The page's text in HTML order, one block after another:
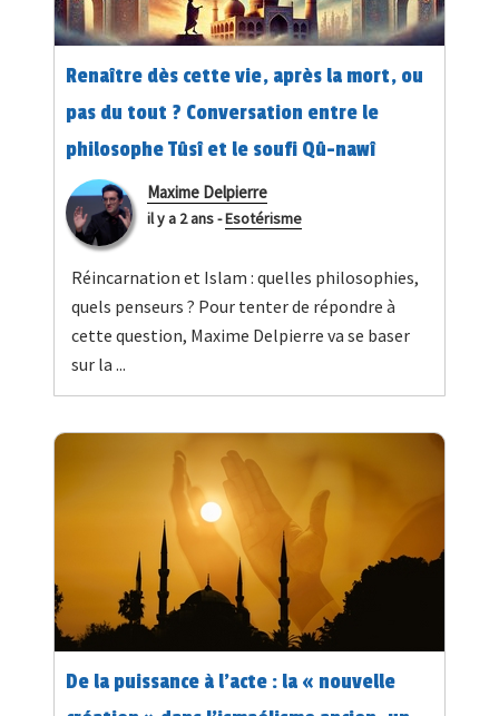
Renaître dès cette vie, après la mort, ou
pas du tout ? Conversation entre le
philosophe Tûsî et le soufi Qû-nawî
Maxime Delpierre
il y a 2 ans-Esotérisme
Réincarnation et Islam : quelles philosophies,
quels penseurs ? Pour tenter de répondre à
cette question, Maxime Delpierre va se baser
sur la ...
De la puissance à l'acte : la « nouvelle